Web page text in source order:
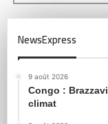
NewsExpress
9 août 2026
Congo :
climat